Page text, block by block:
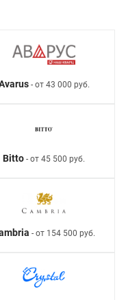
- от 43 000 руб.
Bitto - от 45 500 руб.
- от 154 500 руб.